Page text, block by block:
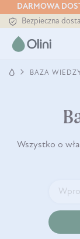
DARMOWA
Tłoczony
Bezpieczna
Tłoczony zawsze
BAZA
Wszystko o